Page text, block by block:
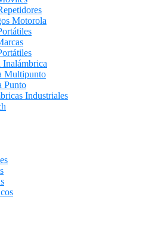
Motorola
Inalámbrica
Multipunto
Punto
Industriales